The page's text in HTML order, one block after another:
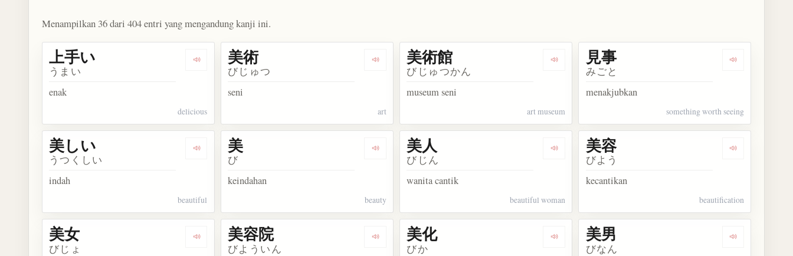
Menampilkan 36 dari 404 entri yang mengandung kanji ini.
Dengarkan kosakata 上手い
上手い
うまい
enak
delicious
Dengarkan kosakata 美術
美術
びじゅつ
seni
art
Dengarkan kosakata 美術館
美術館
びじゅつかん
museum seni
art museum
Dengarkan
見事
みごと
menakjubkan
something worth seeing
Dengarkan kosakata 美しい
美しい
うつくしい
indah
beautiful
Dengarkan kosakata 美
美
び
keindahan
beauty
Dengarkan kosakata 美人
美人
びじん
wanita cantik
beautiful woman
Dengarkan
美容
びよう
kecantikan
beautification
Dengarkan kosakata 美女
美女
びじょ Dengarkan kosakata 美容院
美容院
びよういん Dengarkan kosakata 美化
美化
びか Dengarkan
美男
びなん